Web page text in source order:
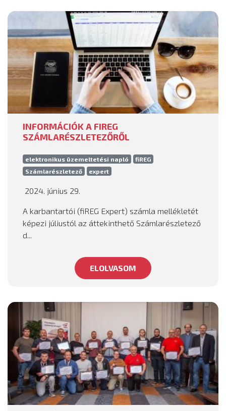
INFORMÁCIÓK A FIREG
SZÁMLARÉSZLETEZŐRŐL
elektronikus üzemeltetési napló
fiREG
Számlarészletező
expert
2024. június 29.
A karbantartói (fiREG Expert) számla mellékletét
képezi júliustól az áttekinthető Számlarészletező
d...
ELOLVASOM